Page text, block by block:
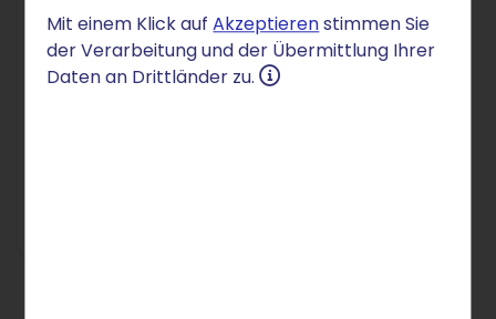
Mit einem Klick aufAkzeptierenstimmen Sie
der Verarbeitung und der Übermittlung Ihrer
Daten an Drittländer zu.
.supplies
2 €/Mon.